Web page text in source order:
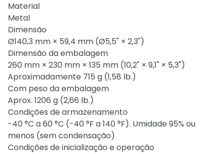
Material
Metal
Dimensão
Ø140,3 mm × 59,4 mm (Ø5,5" × 2,3")
Dimensão da embalagem
260 mm × 230 mm × 135 mm (10,2" × 9,1" × 5,3")
Aproximadamente 715 g (1,58 lb.)
Com peso da embalagem
Aprox. 1206 g (2,66 lb.)
Condições de armazenamento
-40 °C a 60 °C (-40 °F a 140 °F). Umidade 95% ou
menos (sem condensação)
Condições de inicialização e operação